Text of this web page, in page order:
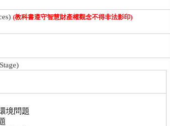
(教科書遵守智慧財產權觀念不得非法影印)
境問題